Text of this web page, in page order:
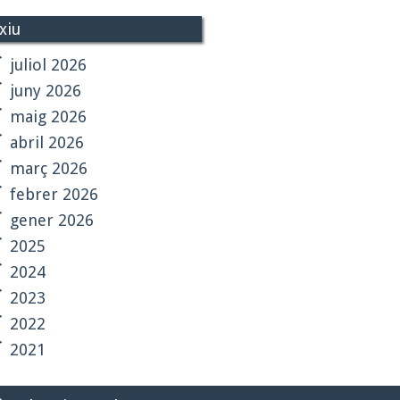
juliol 2026
juny 2026
maig 2026
abril 2026
març 2026
febrer 2026
gener 2026
2025
2024
2023
2022
2021